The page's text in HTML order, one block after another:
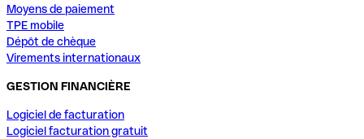
Moyens de paiement
TPE mobile
Dépôt de chèque
Virements internationaux
GESTION FINANCIÈRE
Logiciel de facturation
Logiciel facturation gratuit